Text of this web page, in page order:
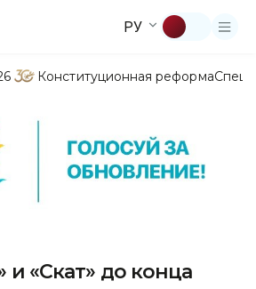
РУ
Конституционная реформа
и «Скат» до конца